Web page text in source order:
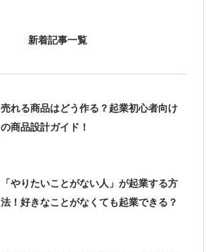
新着記事一覧
売れる商品はどう作る？起業初心者向け
の商品設計ガイド！
「やりたいことがない人」が起業する方
法！好きなことがなくても起業できる？